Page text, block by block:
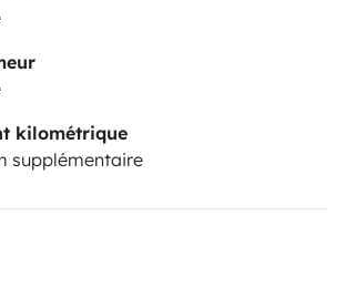
dans un petit livret qui vous
de votre séjour.
kilométrique
supplémentaire